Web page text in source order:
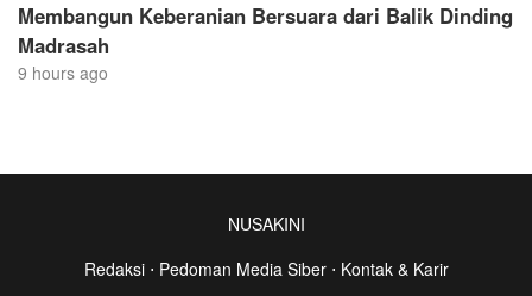
Membangun Keberanian Bersuara dari Balik Dinding
Madrasah
9 hours ago
NUSAKINI
Redaksi⋅ Pedoman Media Siber⋅ Kontak & Karir